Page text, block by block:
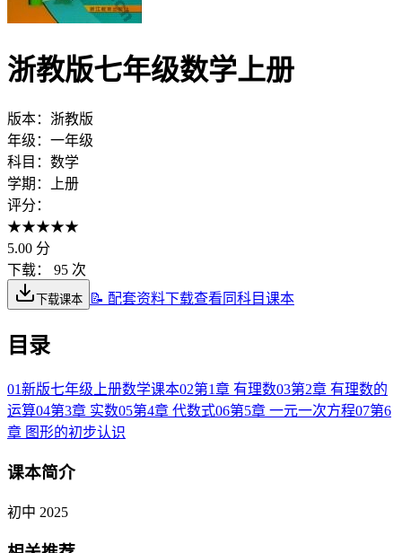
浙教版七年级数学上册
版本： 浙教版
年级： 一年级
科目： 数学
学期：
上册
评分：
★★★★★
5.00 分
下载：
95 次
下载课本 📝 配套资料下载查看同科目课本
目录
01新版七年级上册数学课本02第1章 有理数03第2章 有理数的
运算04第3章 实数05第4章 代数式06第5章 一元一次方程07第6
章 图形的初步认识
课本简介
初中 2025